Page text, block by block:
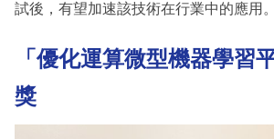
試後，有望加速該技術在行業中的應用。
「優化運算微型機器學習
獎